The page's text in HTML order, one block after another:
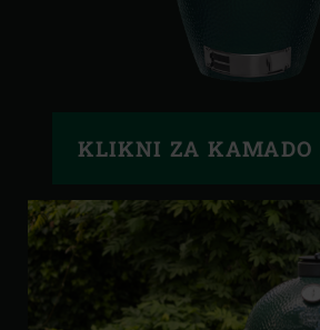
KLIKNI ZA KAMADO